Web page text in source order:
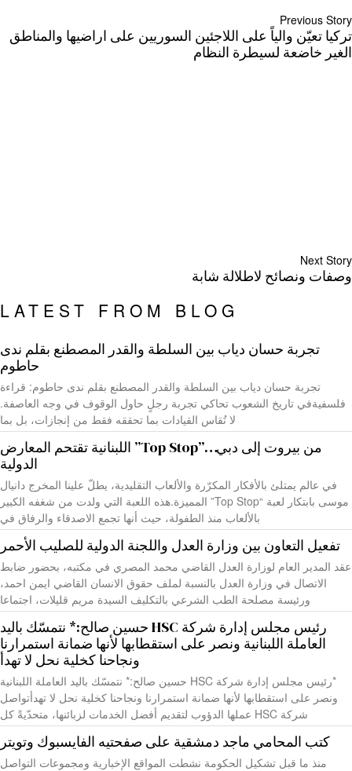
Previous Story
تركيا تعيّن والياً على اللاجئين السوريين على اراضيها والمناطق
الغير خاضعة لسيطرة النظام
Next Story
وصفات ونصائح لاطلالة شابة
LATEST FROM BLOG
تجربة حسان دياب بين السلطة والقدر المصطنع بقلم ندى
حاطوم
تجربة حسان دياب بين السلطة والقدر المصطنع بقلم ندى حاطوم: قراءة
فلسفيةفي تاريخ الشعوب تحاكي تجربة رجلٍ حاول الوقوف في وجه العاصفة.
لا تُقاس القيادات بما تحققه فقط من إنجازات، بل بما
من بيروت إلى دبي…”Top Stop” اللبنانية تقتحم المعارض
الدولية
في عالم يمتلئ بالأفكار المكرّرة والألعاب التقليدية، يطلّ علينا المخرج دانيال
موسى بابتكار لعبة “Top Stop” المميزة.هذه اللعبة التي ولدت من شغفه الكبير
بالألعاب منذ الطفولة، حيث أنها تجمع الاصدقاء والرفاق في
تفعيل التعاون بين وزارة العدل واللجنة الدولية للصليب الأحمر
عقد المدير العام لوزارة العدل القاضي محمد المصري في مكتبه، بحضور ضابط
الاتصال في وزارة العدل بالنسبة لملف حقوق الانسان القاضي ايمن احمد،
ورئيسة مصلحة الطب الشرعي بالتكليف السيدة مريم قليلات، اجتماعا
رئيس مجلس إدارة شركة HSC حسين صالح:* نتمسّك باليد
العاملة اللبنانية ونصر على استقطابها لأنها ضمانة استمرارنا
ونجاحنا كخلية نحل لا تهدأ
*رئيس مجلس إدارة شركة HSC حسين صالح:* نتمسّك باليد العاملة اللبنانية
ونصر على استقطابها لأنها ضمانة استمرارنا ونجاحنا كخلية نحل لا تهدأتواصل
شركة HSC عملها الدؤوب لتقديم أفضل الخدمات لزبائنها، متحدّيةً كل
كتب المحامي ماجد دمشقية على صفحتيه الفايسبوك وتويتر
منذ ما قبل تشكيل الحكومة نشطت المواقع الإخبارية ومجموعات التواصل